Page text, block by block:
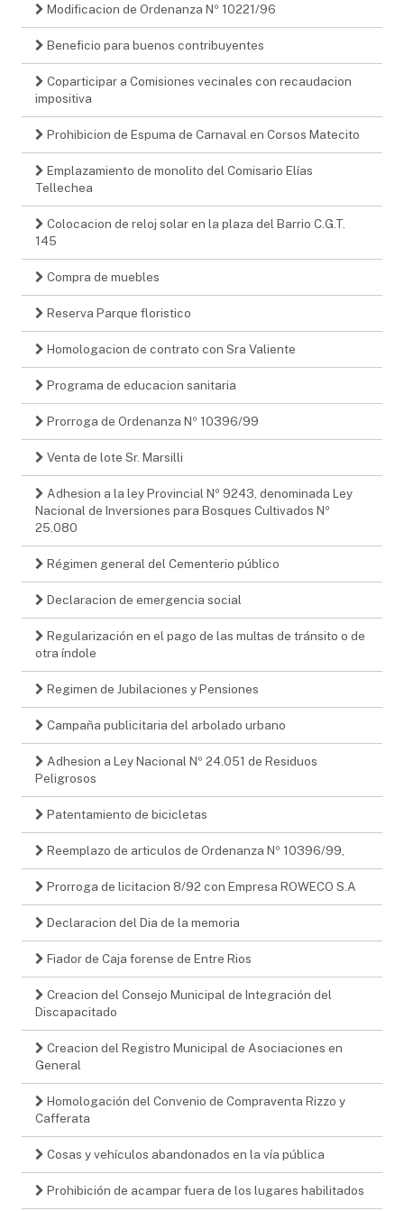
Modificacion de Ordenanza Nº 10221/96
Beneficio para buenos contribuyentes
Coparticipar a Comisiones vecinales con recaudacion
impositiva
Prohibicion de Espuma de Carnaval en Corsos Matecito
Emplazamiento de monolito del Comisario Elías
Tellechea
Colocacion de reloj solar en la plaza del Barrio C.G.T.
145
Compra de muebles
Reserva Parque floristico
Homologacion de contrato con Sra Valiente
Programa de educacion sanitaria
Prorroga de Ordenanza Nº 10396/99
Venta de lote Sr. Marsilli
Adhesion a la ley Provincial Nº 9243, denominada Ley
Nacional de Inversiones para Bosques Cultivados Nº
25.080
Régimen general del Cementerio público
Declaracion de emergencia social
Regularización en el pago de las multas de tránsito o de
otra índole
Regimen de Jubilaciones y Pensiones
Campaña publicitaria del arbolado urbano
Adhesion a Ley Nacional Nº 24.051 de Residuos
Peligrosos
Patentamiento de bicicletas
Reemplazo de articulos de Ordenanza Nº 10396/99,
Prorroga de licitacion 8/92 con Empresa ROWECO S.A
Declaracion del Dia de la memoria
Fiador de Caja forense de Entre Rios
Creacion del Consejo Municipal de Integración del
Discapacitado
Creacion del Registro Municipal de Asociaciones en
General
Homologación del Convenio de Compraventa Rizzo y
Cafferata
Cosas y vehículos abandonados en la vía pública
Prohibición de acampar fuera de los lugares habilitados